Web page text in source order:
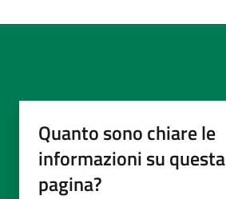
Quanto sono chiare le
informazioni su questa
pagina?